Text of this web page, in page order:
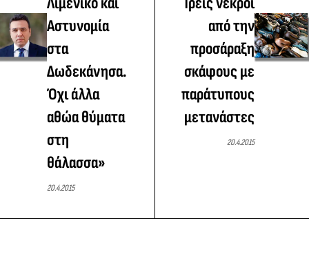
Αστυνομία
στα
Δωδεκάνησα.
Όχι άλλα
αθώα θύματα
στη
θάλασσα»
20.4.2015
από την
προσάραξη
σκάφους με
παράτυπους
μετανάστες
20.4.2015